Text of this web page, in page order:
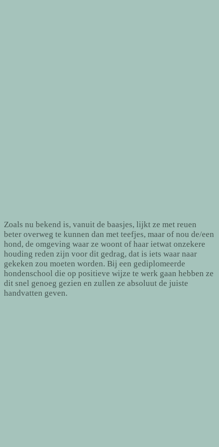
Zoals nu bekend is, vanuit de baasjes, lijkt ze met reuen
beter overweg te kunnen dan met teefjes, maar of nou de/een
hond, de omgeving waar ze woont of haar ietwat onzekere
houding reden zijn voor dit gedrag, dat is iets waar naar
gekeken zou moeten worden. Bij een gediplomeerde
hondenschool die op positieve wijze te werk gaan hebben ze
dit snel genoeg gezien en zullen ze absoluut de juiste
handvatten geven.